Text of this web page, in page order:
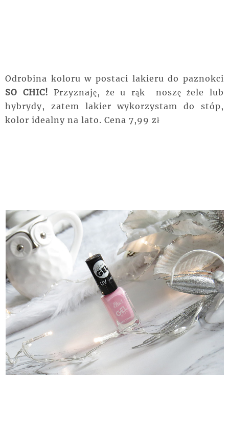
Odrobina koloru w postaci lakieru do paznokci
SO CHIC! Przyznaję, że u rąk noszę żele lub
hybrydy, zatem lakier wykorzystam do stóp,
kolor idealny na lato. Cena 7,99 zł